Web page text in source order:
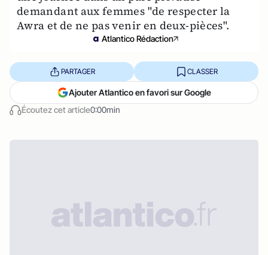
demandant aux femmes "de respecter la
Awra et de ne pas venir en deux-pièces".
Atlantico Rédaction
Écoutez cet article0:00min
PARTAGER CLASSER
Ajouter Atlantico en favori sur Google